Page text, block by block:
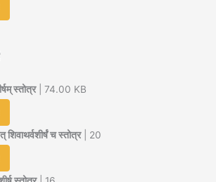
स्तोत्र| 74.00 KB
शिवाथर्वशीर्षं च स्तोत्र| 20